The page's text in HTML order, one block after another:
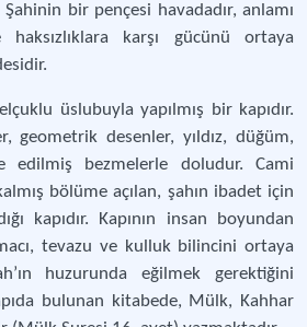
bir pençesi havadadır, anlamı
haksızlıklara karşı gücünü ortaya
üslubuyla yapılmış bir kapıdır.
geometrik desenler, yıldız, düğüm,
edilmiş bezmelerle doludur. Cami
bölüme açılan, şahın ibadet için
kapıdır. Kapının insan boyundan
tevazu ve kulluk bilincini ortaya
huzurunda eğilmek gerektiğini
bulunan kitabede, Mülk, Kahhar